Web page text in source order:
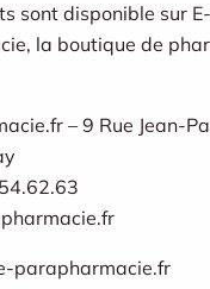
sont disponible sur E-
la boutique de
– 9 Rue Jean-
parapharmacie.fr